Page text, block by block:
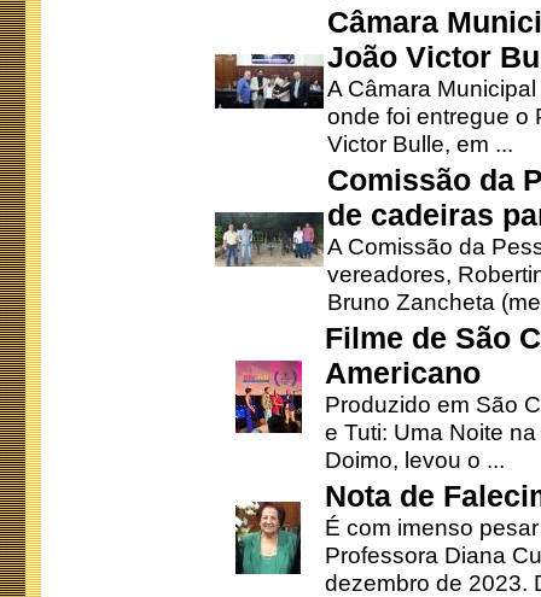
Câmara
João Victor
A Câmara
onde foi entregue o
Victor Bulle, em ...
Comissão da
de cadeiras
A Comissão da
vereadores,
Bruno Zancheta
Filme de São
Americano
Produzido em São
e Tuti: Uma Noite
Doimo, levou o ...
Nota de
É com imenso
Professora Diana
dezembro de 2023.